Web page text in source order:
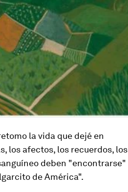
la vida que dejé en
los afectos, los recuerdos, los
deben "encontrarse"
de América".